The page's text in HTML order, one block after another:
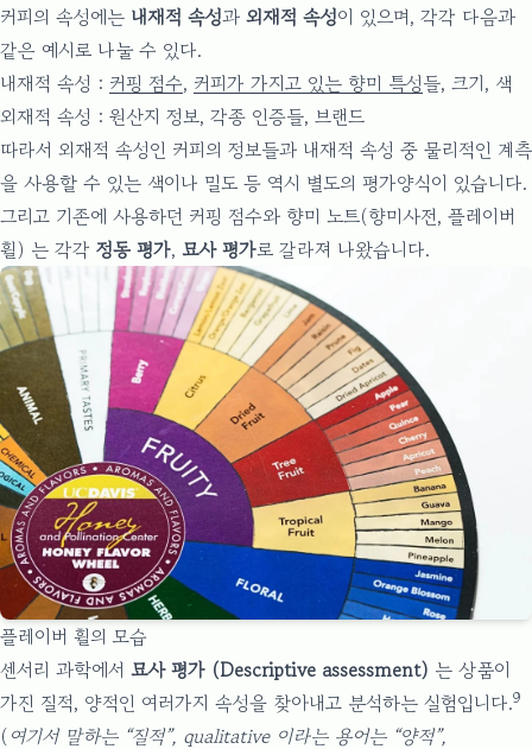
커피의 속성에는 내재적 속성과 외재적 속성이 있으며, 각각 다음과
같은 예시로 나눌 수 있다.
내재적 속성 : 커핑 점수, 커피가 가지고 있는 향미 특성들, 크기, 색
외재적 속성 : 원산지 정보, 각종 인증들, 브랜드
따라서 외재적 속성인 커피의 정보들과 내재적 속성 중 물리적인 계측
을 사용할 수 있는 색이나 밀도 등 역시 별도의 평가양식이 있습니다.
그리고 기존에 사용하던 커핑 점수와 향미 노트(향미사전, 플레이버
휠) 는 각각 정동 평가, 묘사 평가로 갈라져 나왔습니다.
플레이버 휠의 모습
센서리 과학에서 묘사 평가 (Descriptive assessment) 는 상품이
가진 질적, 양적인 여러가지 속성을 찾아내고 분석하는 실험입니다.9
(여기서 말하는 “질적”, qualitative 이라는 용어는 “양적”,